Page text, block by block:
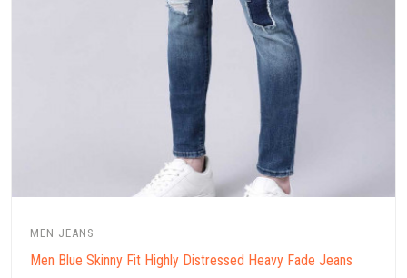
MEN JEANS
Men Blue Skinny Fit Highly Distressed Heavy Fade Jeans